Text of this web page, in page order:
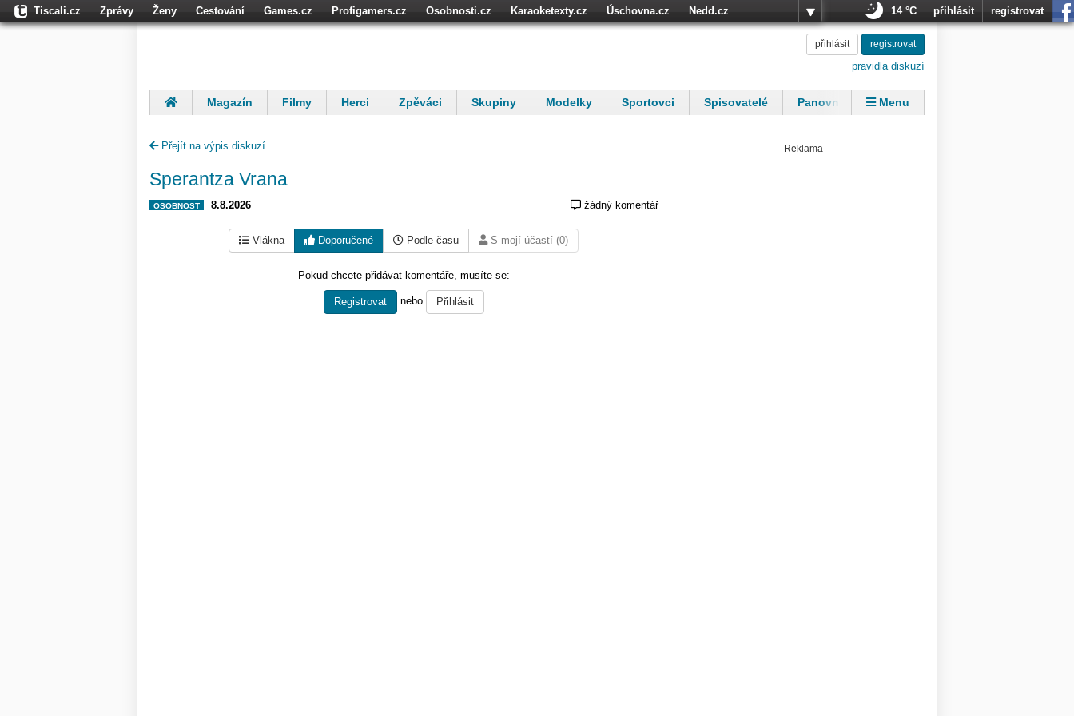
Tiscali.cz Zprávy Ženy Cestování Games.cz Profigamers.cz Osobnosti.cz Karaoketexty.cz Úschovna.cz
Nedd.cz
14 °C přihlásit registrovat
přihlásit registrovat
pravidla diskuzí
Magazín Filmy Herci Zpěváci Skupiny Modelky Sportovci Spisovatelé
Panovníci
Menu
Přejít na výpis diskuzí
Sperantza Vrana
OSOBNOST 8.8.2026 žádný komentář
Vlákna Doporučené Podle času S mojí účastí (0)
Pokud chcete přidávat komentáře, musíte se:
Registrovat nebo Přihlásit